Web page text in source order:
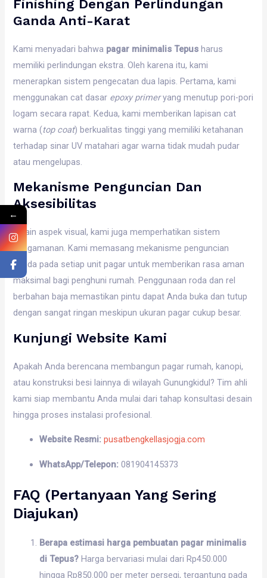
Finishing Dengan Perlindungan
Ganda Anti-Karat
Kami menyadari bahwa pagar minimalis Tepus harus
memiliki perlindungan ekstra. Oleh karena itu, kami
menerapkan sistem pengecatan dua lapis. Pertama, kami
menggunakan cat dasar epoxy primeryang menutup pori-pori
logam secara rapat. Kedua, kami memberikan lapisan cat
warna (top coat) berkualitas tinggi yang memiliki ketahanan
terhadap sinar UV matahari agar warna tidak mudah pudar
atau mengelupas.
Mekanisme Penguncian Dan
Aksesibilitas
Selain aspek visual, kami juga memperhatikan sistem
pengamanan. Kami memasang mekanisme penguncian
ganda pada setiap unit pagar untuk memberikan rasa aman
maksimal bagi penghuni rumah. Penggunaan roda dan rel
berbahan baja memastikan pintu dapat Anda buka dan tutup
dengan sangat ringan meskipun ukuran pagar cukup besar.
Kunjungi Website Kami
Apakah Anda berencana membangun pagar rumah, kanopi,
atau konstruksi besi lainnya di wilayah Gunungkidul? Tim ahli
kami siap membantu Anda mulai dari tahap konsultasi desain
hingga proses instalasi profesional.
Website Resmi: pusatbengkellasjogja.com
WhatsApp/Telepon: 081904145373
FAQ (Pertanyaan Yang Sering
Diajukan)
Berapa estimasi harga pembuatan pagar minimalis
di Tepus? Harga bervariasi mulai dari Rp450.000
hingga Rp850.000 per meter persegi, tergantung pada
←